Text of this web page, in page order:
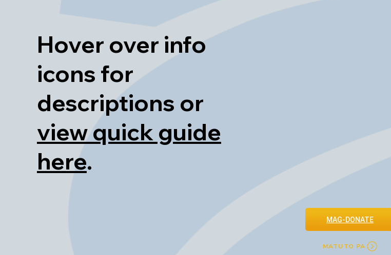
Hover over info
icons for
descriptions or
view quick guide
here.
MAG-DONATE
MATUTO PA